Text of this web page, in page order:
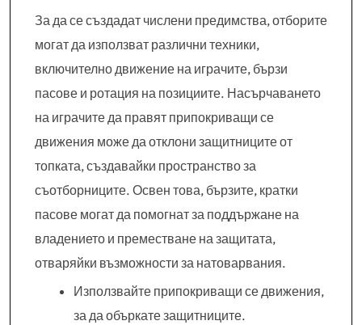
За да се създадат числени предимства, отборите
могат да използват различни техники,
включително движение на играчите, бързи
пасове и ротация на позициите. Насърчаването
на играчите да правят припокриващи се
движения може да отклони защитниците от
топката, създавайки пространство за
съотборниците. Освен това, бързите, кратки
пасове могат да помогнат за поддържане на
владението и преместване на защитата,
отваряйки възможности за натоварвания.
Използвайте припокриващи се движения,
за да объркате защитниците.